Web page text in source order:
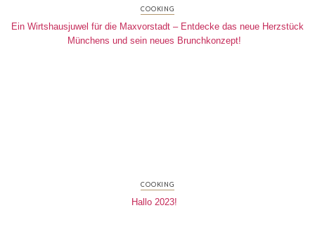
COOKING
Ein Wirtshausjuwel für die Maxvorstadt – Entdecke das neue Herzstück
Münchens und sein neues Brunchkonzept!
COOKING
Hallo 2023!